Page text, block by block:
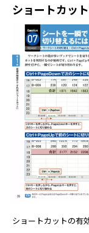
ショートカッ
ショートカットの有